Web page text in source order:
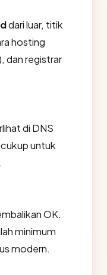
dari luar, titik
hosting
dan registrar
di DNS
untuk
OK.
minimum
modern.